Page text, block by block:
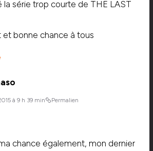
la série trop courte de THE LAST
et bonne chance à tous
à 9 h 39 min Permalien
chance également, mon dernier